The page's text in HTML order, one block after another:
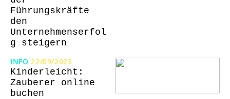
Führungskräfte
den
Unternehmenserfol
g steigern
INFO 22/09/2023
Kinderleicht:
Zauberer online
buchen